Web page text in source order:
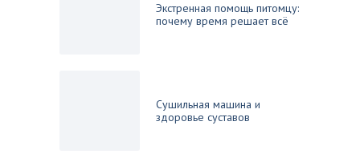
Экстренная помощь питомцу:
почему время решает всё
Сушильная машина и
здоровье суставов